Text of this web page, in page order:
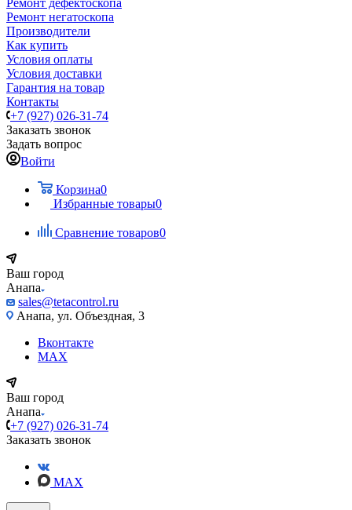
Ремонт дефектоскопа
Ремонт негатоскопа
Производители
Как купить
Условия оплаты
Условия доставки
Гарантия на товар
Контакты
+7 (927) 026-31-74
Заказать звонок
Задать вопрос
Войти
Корзина0
Избранные товары0
Сравнение товаров0
Ваш город
Анапа
sales@tetacontrol.ru
Анапа, ул. Объездная, 3
Вконтакте
MAX
Ваш город
Анапа
+7 (927) 026-31-74
Заказать звонок
MAX